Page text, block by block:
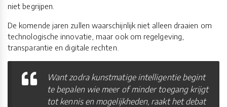
niet begrijpen.
De komende jaren zullen waarschijnlijk niet alleen draaien om
technologische innovatie, maar ook om regelgeving,
transparantie en digitale rechten.
Want zodra kunstmatige intelligentie begint
te bepalen wie meer of minder toegang krijgt
tot kennis en mogelijkheden, raakt het debat